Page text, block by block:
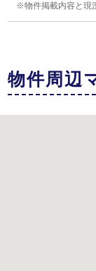
物件掲載内容と現
物件周辺